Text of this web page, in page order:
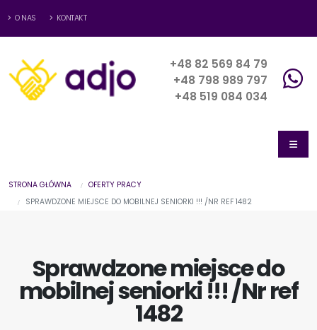
O NAS KONTAKT
+48 82 569 84 79
+48 798 989 797
+48 519 084 034
STRONA GŁÓWNA
OFERTY PRACY
SPRAWDZONE MIEJSCE DO MOBILNEJ SENIORKI !!! /NR REF 1482
Sprawdzone miejsce do
mobilnej seniorki !!! /Nr ref
1482